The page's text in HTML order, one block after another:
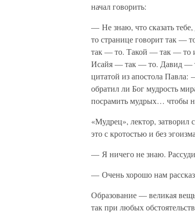
начал говорить:
— Не знаю, что сказать
то странице говорит так —
так — то. Такой — так — то
Исайя — так — то. Давид —
цитатой из апостола Павла:
обратил ли Бог мудрость
посрамить мудрых… чтобы
«Мудрец», лектор,
это с кротостью и без
— Я ничего не знаю.
— Очень хорошо нам
Образование — великая
так при любых